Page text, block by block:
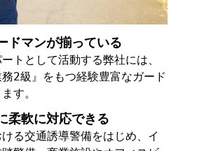
ドマンが揃っている
トとして活動する弊社には、
務2級』をもつ経験豊富なガード
す。
柔軟に対応できる
る交通誘導警備をはじめ、イ